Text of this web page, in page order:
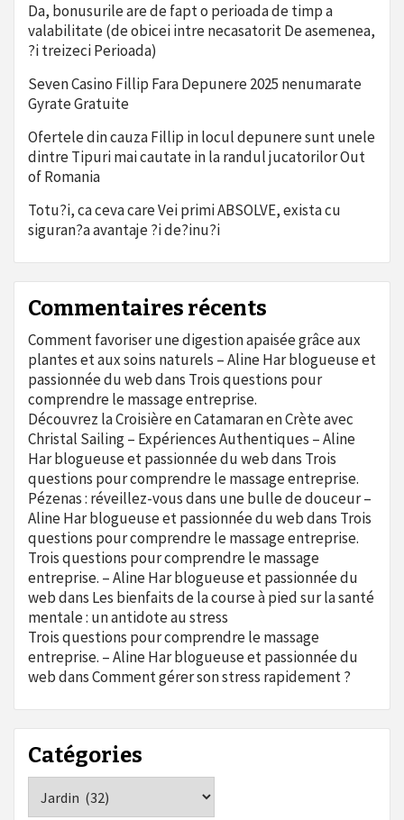
Da, bonusurile are de fapt o perioada de timp a
valabilitate (de obicei intre necasatorit De asemenea,
?i treizeci Perioada)
Seven Casino Fillip Fara Depunere 2025 nenumarate
Gyrate Gratuite
Ofertele din cauza Fillip in locul depunere sunt unele
dintre Tipuri mai cautate in la randul jucatorilor Out
of Romania
Totu?i, ca ceva care Vei primi ABSOLVE, exista cu
siguran?a avantaje ?i de?inu?i
Commentaires récents
Comment favoriser une digestion apaisée grâce aux
plantes et aux soins naturels – Aline Har blogueuse et
passionnée du webdans Trois questions pour
comprendre le massage entreprise.
Découvrez la Croisière en Catamaran en Crète avec
Christal Sailing – Expériences Authentiques – Aline
Har blogueuse et passionnée du webdans Trois
questions pour comprendre le massage entreprise.
Pézenas : réveillez-vous dans une bulle de douceur –
Aline Har blogueuse et passionnée du webdans Trois
questions pour comprendre le massage entreprise.
Trois questions pour comprendre le massage
entreprise. – Aline Har blogueuse et passionnée du
webdans Les bienfaits de la course à pied sur la santé
mentale : un antidote au stress
Trois questions pour comprendre le massage
entreprise. – Aline Har blogueuse et passionnée du
webdansComment gérer son stress rapidement ?
Catégories